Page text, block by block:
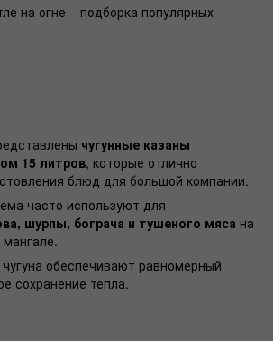
чугунные казаны
15 литров, которые отлично
блюд для большой компании.
часто используют для
шурпы, бограча и тушеного мяса на
обеспечивают равномерный
сохранение тепла.